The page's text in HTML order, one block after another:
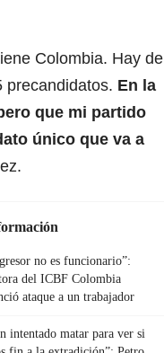
Colombia. Hay de
precandidatos. En la
que mi partido
único que va a
no es funcionario”:
del ICBF Colombia
ataque a un trabajador
intentado matar para ver si